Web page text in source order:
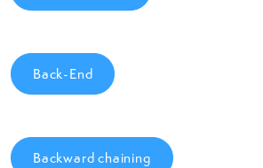
Back-End
Backward chaining